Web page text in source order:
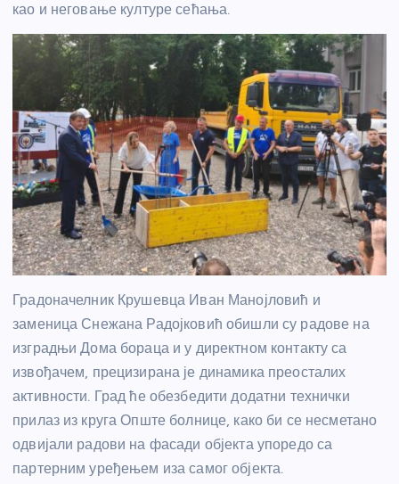
као и неговање културе сећања.
Градоначелник Крушевца Иван Манојловић и
заменица Снежана Радојковић обишли су радове на
изградњи Дома бораца и у директном контакту са
извођачем, прецизирана је динамика преосталих
активности. Град ће обезбедити додатни технички
прилаз из круга Опште болнице, како би се несметано
одвијали радови на фасади објекта упоредо са
партерним уређењем иза самог објекта.